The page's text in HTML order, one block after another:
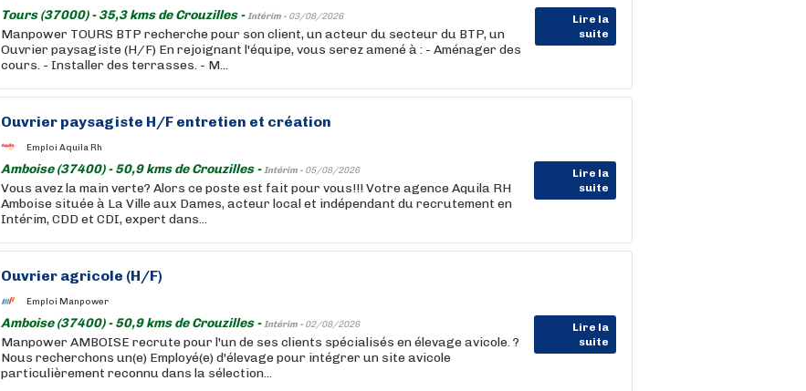
Tours (37000) - 35,3 kms de Crouzilles -Intérim - 03/08/2026
Lire la
suite
Manpower TOURS BTP recherche pour son client, un acteur du secteur du BTP, un
Ouvrier paysagiste (H/F) En rejoignant l'équipe, vous serez amené à : - Aménager des
cours. - Installer des terrasses. - M...
Ouvrier paysagiste H/F entretien et création
Emploi Aquila Rh
Amboise (37400) - 50,9 kms de Crouzilles -Intérim - 05/08/2026
Lire la
suite
Vous avez la main verte? Alors ce poste est fait pour vous!!! Votre agence Aquila RH
Amboise située à La Ville aux Dames, acteur local et indépendant du recrutement en
Intérim, CDD et CDI, expert dans...
Ouvrier agricole (H/F)
Emploi Manpower
Amboise (37400) - 50,9 kms de Crouzilles -Intérim - 02/08/2026
Lire la
suite
Manpower AMBOISE recrute pour l'un de ses clients spécialisés en élevage avicole. ?
Nous recherchons un(e) Employé(e) d'élevage pour intégrer un site avicole
particulièrement reconnu dans la sélection...